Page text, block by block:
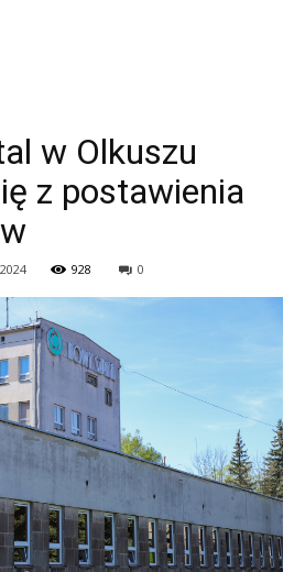
w Olkuszu
z postawienia
928 0